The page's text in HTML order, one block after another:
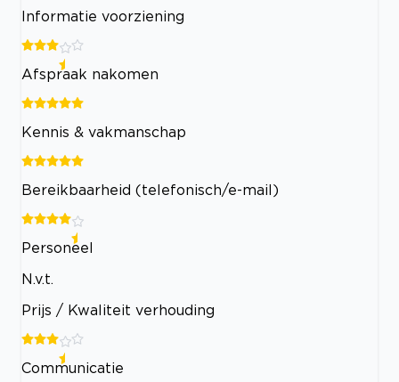
Informatie voorziening
Afspraak nakomen
Kennis & vakmanschap
Bereikbaarheid (telefonisch/e-mail)
Personeel
N.v.t.
Prijs / Kwaliteit verhouding
Communicatie